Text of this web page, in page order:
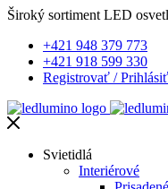
Široký sortiment LED
+421 948 379 773
+421 918 599 330
Registrovať /Prihlásiť
Svietidlá
Interiérové